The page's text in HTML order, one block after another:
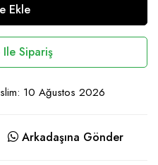
Ekle
Sipariş
10 Ağustos 2026
Arkadaşına Gönder